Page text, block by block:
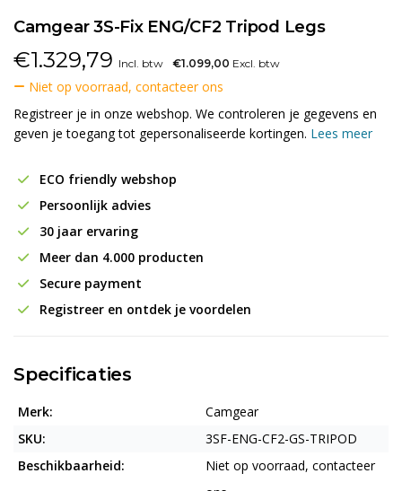
Camgear 3S-Fix ENG/CF2 Tripod Legs
€1.329,79 Incl. btw €1.099,00 Excl. btw
Niet op voorraad, contacteer ons
Registreer je in onze webshop. We controleren je gegevens en
geven je toegang tot gepersonaliseerde kortingen. Lees meer
ECO friendly webshop
Persoonlijk advies
30 jaar ervaring
Meer dan 4.000 producten
Secure payment
Registreer en ontdek je voordelen
Specificaties
Merk:
Camgear
SKU:
3SF-ENG-CF2-GS-TRIPOD
Beschikbaarheid:
Niet op voorraad, contacteer